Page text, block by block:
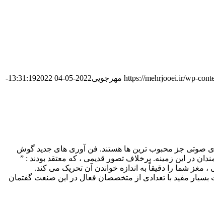
https://mehrjooei.ir/wp- مهرجویی2022-05-04 13:31:19
2022-
صوتی جز محبوب ترین ها هستند. فن آوری های جدید گوش
در این زمینه. برخلاف تصور قدیمی ، که معتقد بودند : ”
شما را دقیقاً به اندازه خواندن آن تحریک می کند.
مفید با تعدادی از متخصصان فعال در این صنعت گفتمان